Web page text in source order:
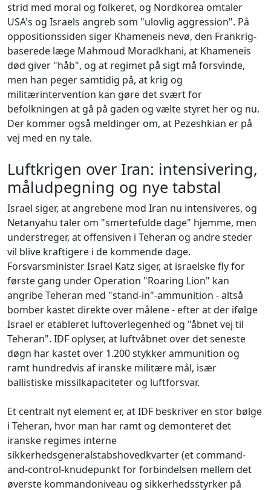
strid med moral og folkeret, og Nordkorea omtaler
USA's og Israels angreb som "ulovlig aggression". På
oppositionssiden siger Khameneis nevø, den Frankrig-
baserede læge Mahmoud Moradkhani, at Khameneis
død giver "håb", og at regimet på sigt må forsvinde,
men han peger samtidig på, at krig og
militærintervention kan gøre det svært for
befolkningen at gå på gaden og vælte styret her og nu.
Der kommer også meldinger om, at Pezeshkian er på
vej med en ny tale.
Luftkrigen over Iran: intensivering,
måludpegning og nye tabstal
Israel siger, at angrebene mod Iran nu intensiveres, og
Netanyahu taler om "smertefulde dage" hjemme, men
understreger, at offensiven i Teheran og andre steder
vil blive kraftigere i de kommende dage.
Forsvarsminister Israel Katz siger, at israelske fly for
første gang under Operation "Roaring Lion" kan
angribe Teheran med "stand-in"-ammunition - altså
bomber kastet direkte over målene - efter at der ifølge
Israel er etableret luftoverlegenhed og "åbnet vej til
Teheran". IDF oplyser, at luftvåbnet over det seneste
døgn har kastet over 1.200 stykker ammunition og
ramt hundredvis af iranske militære mål, især
ballistiske missilkapaciteter og luftforsvar.
Et centralt nyt element er, at IDF beskriver en stor bølge
i Teheran, hvor man har ramt og demonteret det
iranske regimes interne
sikkerhedsgeneralstabshovedkvarter (et command-
and-control-knudepunkt for forbindelsen mellem det
øverste kommandoniveau og sikkerhedsstyrker på